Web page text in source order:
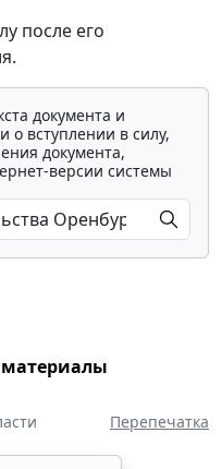
после его
документа и
вступлении в силу,
документа,
версии системы
материалы
Перепечатка